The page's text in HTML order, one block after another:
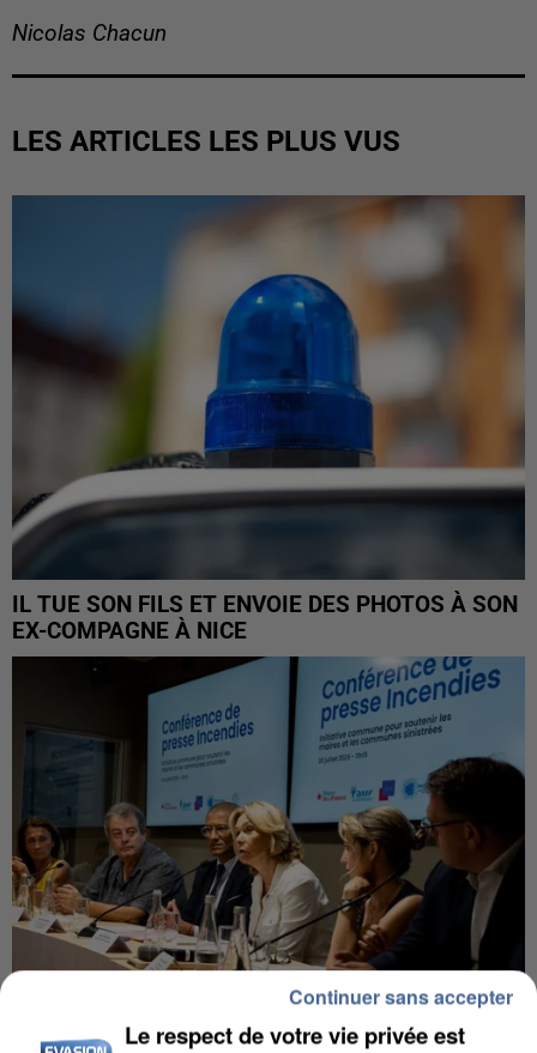
Nicolas Chacun
LES ARTICLES LES PLUS VUS
IL TUE SON FILS ET ENVOIE DES PHOTOS À SON
EX-COMPAGNE À NICE
Le respect de votre vie privée est
Continuer sans accepter